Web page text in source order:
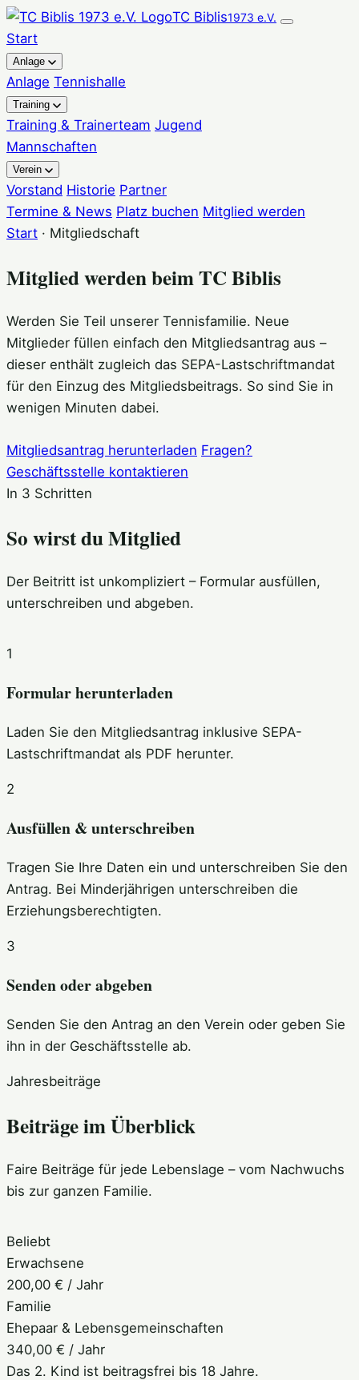
TC Biblis1973 e.V.
Start
Anlage
Anlage Tennishalle
Training
Training & Trainerteam Jugend
Mannschaften
Verein
Vorstand Historie Partner
Termine & News Platz buchen Mitglied werden
Start · Mitgliedschaft
Mitglied werden beim TC Biblis
Werden Sie Teil unserer Tennisfamilie. Neue
Mitglieder füllen einfach den Mitgliedsantrag aus –
dieser enthält zugleich das SEPA-Lastschriftmandat
für den Einzug des Mitgliedsbeitrags. So sind Sie in
wenigen Minuten dabei.
Mitgliedsantrag herunterladen Fragen?
Geschäftsstelle kontaktieren
In 3 Schritten
So wirst du Mitglied
Der Beitritt ist unkompliziert – Formular ausfüllen,
unterschreiben und abgeben.
1
Formular herunterladen
Laden Sie den Mitgliedsantrag inklusive SEPA-
Lastschriftmandat als PDF herunter.
2
Ausfüllen & unterschreiben
Tragen Sie Ihre Daten ein und unterschreiben Sie den
Antrag. Bei Minderjährigen unterschreiben die
Erziehungsberechtigten.
3
Senden oder abgeben
Senden Sie den Antrag an den Verein oder geben Sie
ihn in der Geschäftsstelle ab.
Jahresbeiträge
Beiträge im Überblick
Faire Beiträge für jede Lebenslage – vom Nachwuchs
bis zur ganzen Familie.
Beliebt
Erwachsene
200,00 € / Jahr
Familie
Ehepaar & Lebensgemeinschaften
340,00 € / Jahr
Das 2. Kind ist beitragsfrei bis 18 Jahre.